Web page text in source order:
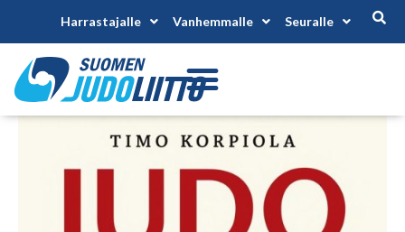
Harrastajalle Vanhemmalle Seuralle